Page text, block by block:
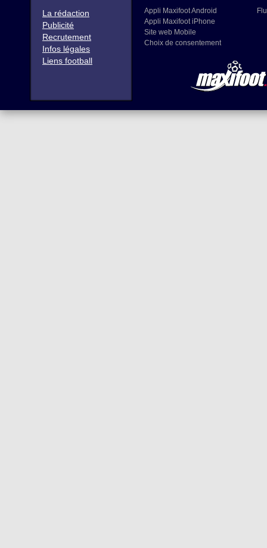
La rédaction
Publicité
Recrutement
Infos légales
Liens football
Appli Maxifoot Android
Appli Maxifoot iPhone
Site web Mobile
Choix de consentement